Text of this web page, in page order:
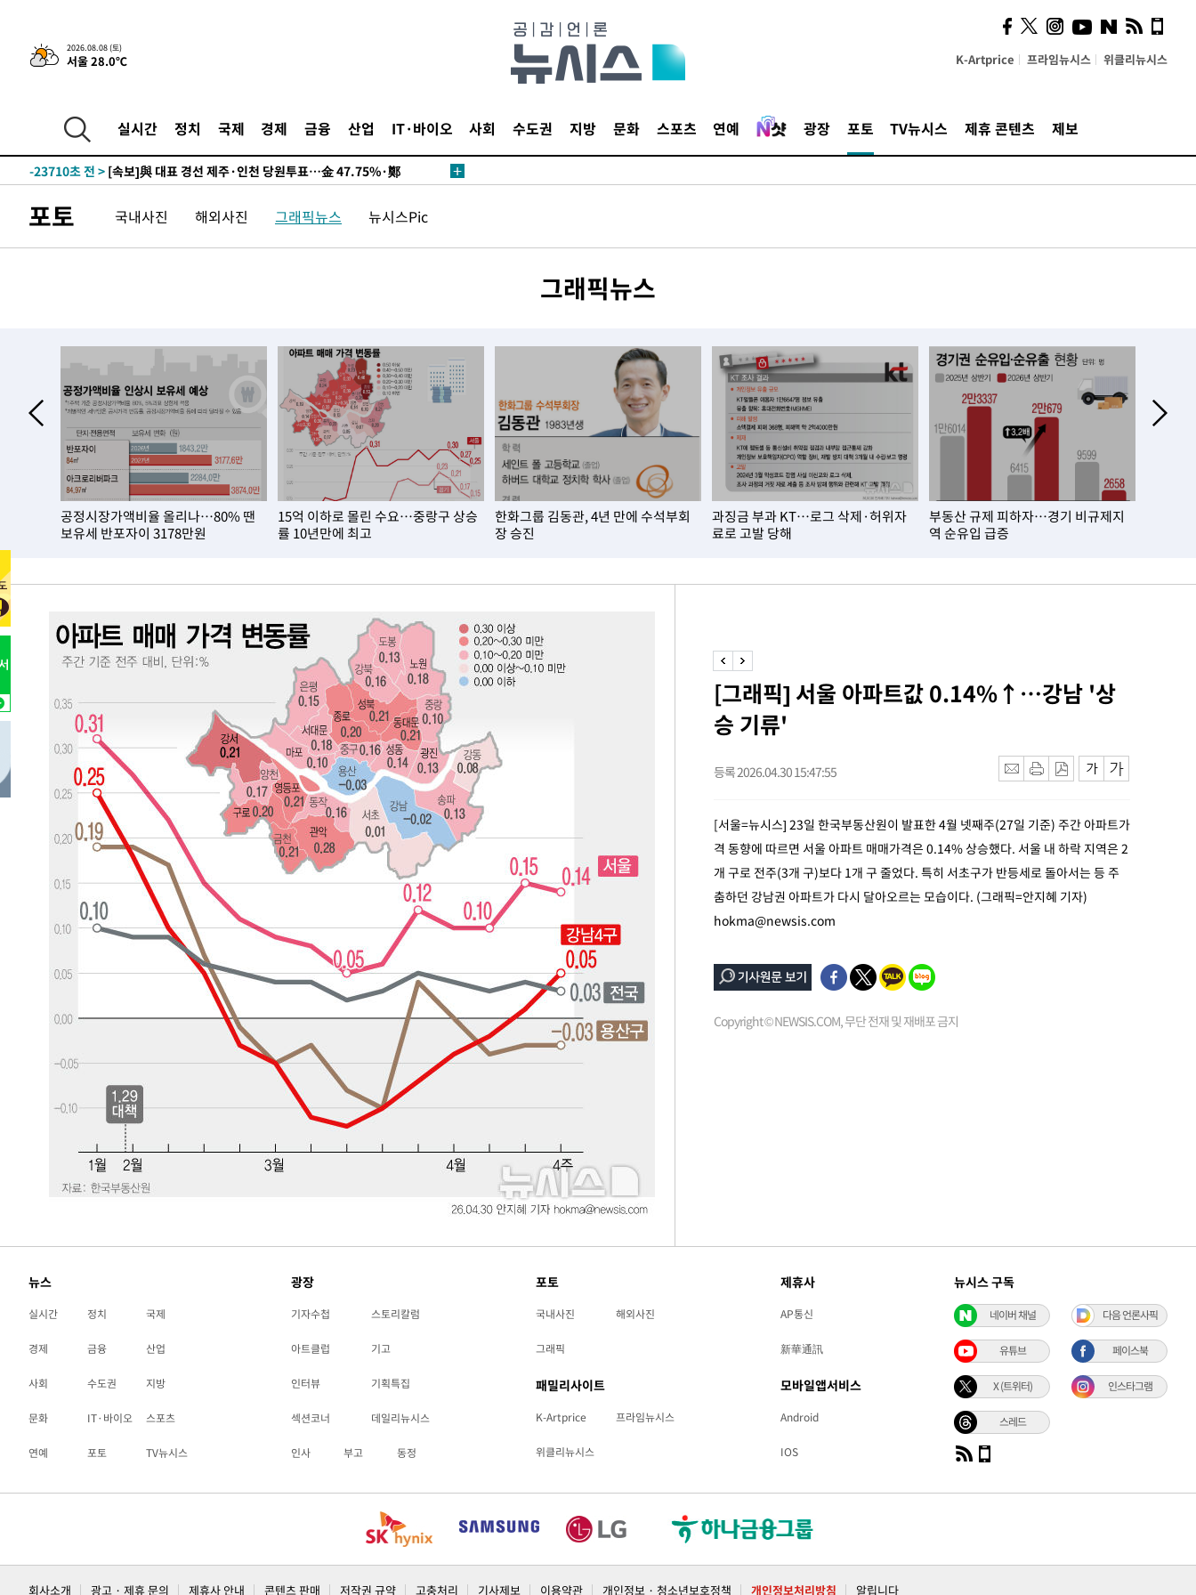
2026.08.08 (토)
서울 28.0℃ K-Artprice 프라임뉴시스 위클리뉴시스
실시간 정치 국제 경제 금융 산업 IT·바이오 사회 수도권 지방 문화 스포츠 연예 광장 포토 TV뉴시스 제휴 콘텐츠 제보
-24475초 전 >
[속보]與최고위원 제주·인천 순회경선…박선원·최민희·서미화·
한민수·김용 순
-24428초 전 >
청래 44.56%
-23710초 전 > [속보]與 대표 경선 제주·인천 당원투표…金 47.75%·鄭
것"
-23179초 전 >
[속보]與 당대표 경선, 제주·인천 권리당원 투표 김민석 승리
-16953초 전 >낮 최고 35도 '무더위'…동해안 시간당 30㎜ '강한 비'[내일날씨]
-8919초 전 >강릉에 시간당 81.4㎜ 물폭탄…도로 잠기고 담벼락 붕괴
백운산서 80년근 천종산삼 9뿌리 발견…감정가 1.3억원
-2736초 전 >선재도서 해루질 나섰다 실종 60대, 닷새 만에 숨진 채 발견
-270초 전 >
남자 농구, 나고야 아시안게임서 '홈팀' 일본과 한일전
5분 전 >여수 오동도 해상서 모터보트 전복…1명 사망·1명 실종
1시간 전 >극한폭염 한풀 꺾이지만…'낮 최고 35도' 무더위, 열대야 계속[다음주
1시간 전 >축구협회 "압수수색·성접대 논란 사과…쇄신의 기회로 삼겠다"
2시간 전 >[속보]'압수수색·성접대 논란' 축구협회 "실망과 걱정 안겨드려 죄송"
5시간 전 > '최고 37도' 폭염 지속…강원동해안 최대 150㎜ 비
한민수·김용 순
-24428초 전 >
[속보]김민석, 與 전대 당원투표 누적 득표율 45.42%로 1위… 정
청래 44.56%
-23710초 전 >[속보]與 대표 경선 제주·인천 당원투표…金 47.75%·鄭
42.08%·宋 10.17%
-23244초 전 >이강인 "아틀레티코 이적 기뻐…등번호 7번 의미보단 팀 위해 뛸
-23179초 전 >
[속보]與 당대표 경선, 제주·인천 권리당원 투표 김민석 승리
-16953초 전 >낮 최고 35도 '무더위'…동해안 시간당 30㎜ '강한 비'[내일날씨]
-16223초 전 >[속보]이강인 "감독님이 원하는 마음 느꼈고, 많은 트로피 원해 아
틀레티코 이적"
-16005초 전 >수도권 40도 육박 '펄펄'…동해안 일부 지역엔 호의주의보
-14974초 전 >온열질환 사망자 3명 늘어…누적 환자 3000명 돌파
-8919초 전 >강릉에 시간당 81.4㎜ 물폭탄…도로 잠기고 담벼락 붕괴
-5026초 전 >백운산서 80년근 천종산삼 9뿌리 발견…감정가 1.3억원
선재도서 해루질 나섰다 실종 60대, 닷새 만에 숨진 채 발견
-270초 전 >
남자 농구, 나고야 아시안게임서 '홈팀' 일본과 한일전
여수 오동도 해상서 모터보트 전복…1명 사망·1명 실종
극한폭염 한풀 꺾이지만…'낮 최고 35도' 무더위, 열대야 계속[다음주
날씨]
1시간 전 >축구협회 "압수수색·성접대 논란 사과…쇄신의 기회로 삼겠다"
[속보]'압수수색·성접대 논란' 축구협회 "실망과 걱정 안겨드려 죄송"
5시간 전 >'최고 37도' 폭염 지속…강원동해안 최대 150㎜ 비
[속보]뉴욕증시 상승 마감…S&P 0.6% 나스닥 1.3%↑
포토 국내사진 해외사진 그래픽뉴스 뉴시스Pic
그래픽뉴스
공정시장가액비율 올리나…80% 땐
보유세 반포자이 3178만원
15억 이하로 몰린 수요…중랑구 상승
률 10년만에 최고
한화그룹 김동관, 4년 만에 수석부회
장 승진
과징금 부과 KT…로그 삭제·허위자
료로 고발 당해
부동산 규제 피하자…경기 비규제지
역 순유입 급증
[그래픽] 서울 아파트값 0.14%↑…강남 '상
승 기류'
등록 2026.04.30 15:47:55
[서울=뉴시스] 23일 한국부동산원이 발표한 4월 넷째주(27일 기준) 주간 아파트가
격 동향에 따르면 서울 아파트 매매가격은 0.14% 상승했다. 서울 내 하락 지역은 2
개 구로 전주(3개 구)보다 1개 구 줄었다. 특히 서초구가 반등세로 돌아서는 등 주
춤하던 강남권 아파트가 다시 달아오르는 모습이다. (그래픽=안지혜 기자)
hokma@newsis.com
Copyright © NEWSIS.COM, 무단 전재 및 재배포 금지
뉴스
실시간 정치 국제
경제 금융 산업
사회 수도권 지방
문화 IT·바이오 스포츠
연예 포토 TV뉴시스
광장
기자수첩 스토리칼럼
아트클럽 기고
인터뷰 기획특집
섹션코너 데일리뉴시스
인사 부고 동정
포토
국내사진 해외사진
그래픽
패밀리사이트
K-Artprice 프라임뉴시스
위클리뉴시스
제휴사
AP통신
新華通訊
모바일앱서비스
Android
IOS
뉴시스 구독
네이버 채널 다음 언론사픽
유튜브 페이스북
X (트위터) 인스타그램
스레드
회사소개 광고 · 제휴 문의 제휴사 안내 콘텐츠 판매 저작권 규약 고충처리 기사제보 이용약관 개인정보 · 청소년보호정책 개인정보처리방침 알립니다